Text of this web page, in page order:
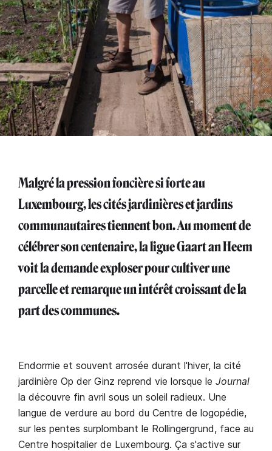
Malgré la pression foncière si forte au
Luxembourg, les cités jardinières et jardins
communautaires tiennent bon. Au moment de
célébrer son centenaire, la ligue Gaart an Heem
voit la demande exploser pour cultiver une
parcelle et remarque un intérêt croissant de la
part des communes.
Endormie et souvent arrosée durant l'hiver, la cité
jardinière Op der Ginz reprend vie lorsque le Journal
la découvre fin avril sous un soleil radieux. Une
langue de verdure au bord du Centre de logopédie,
sur les pentes surplombant le Rollingergrund, face au
Centre hospitalier de Luxembourg. Ça s'active sur